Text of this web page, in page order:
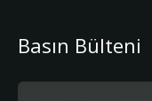
Basın Bülteni